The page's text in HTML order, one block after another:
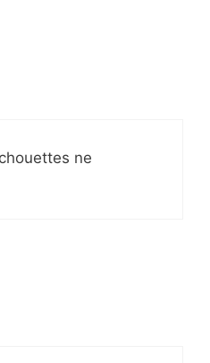
ne